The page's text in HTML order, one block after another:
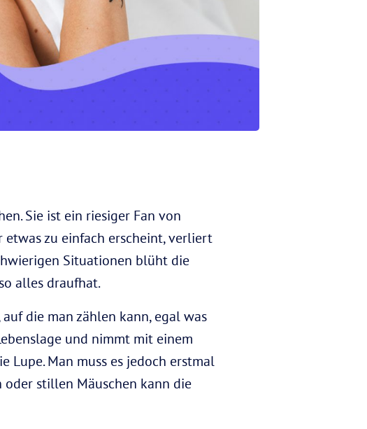
Sie ist ein riesiger Fan von
etwas zu einfach erscheint, verliert
Situationen blüht die
alles draufhat.
die man zählen kann, egal was
und nimmt mit einem
Lupe. Man muss es jedoch erstmal
stillen Mäuschen kann die